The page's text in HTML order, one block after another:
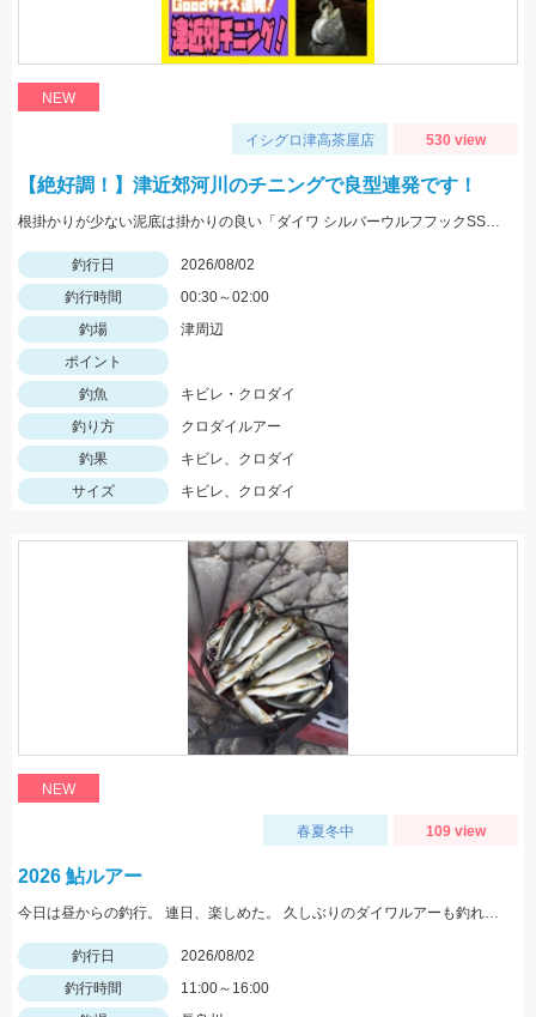
NEW
イシグロ津高茶屋店 530 view
【絶好調！】津近郊河川のチニングで良型連発です！
根掛かりが少ない泥底は掛かりの良い「ダイワ シルバーウルフフックSSストレート」「がまかつ 触角フック」がGOOD！
釣行日
2026/08/02
釣行時間
00:30～02:00
釣場
津周辺
ポイント
釣魚
キビレ・クロダイ
釣り方
クロダイルアー
釣果
キビレ、クロダイ
サイズ
キビレ、クロダイ
NEW
春夏冬中 109 view
2026 鮎ルアー
今日は昼からの釣行。 連日、楽しめた。 久しぶりのダイワルアーも釣れてくれました。
釣行日
2026/08/02
釣行時間
11:00～16:00